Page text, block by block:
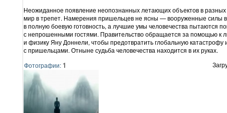
Неожиданное появление неопознанных летающих объектов в разных
мир в трепет. Намерения пришельцев не ясны — вооруженные силы
в полную боевую готовность, а лучшие умы человечества пытаются
с непрошенными гостями. Правительство обращается за помощью к
и физику Яну Доннели, чтобы предотвратить глобальную
с пришельцами. Отныне судьба человечества находится в их руках.
Фотографии: 1